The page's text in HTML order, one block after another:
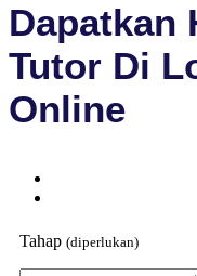
Dapatkan
Tutor Di
Online
Tahap (diperlukan)